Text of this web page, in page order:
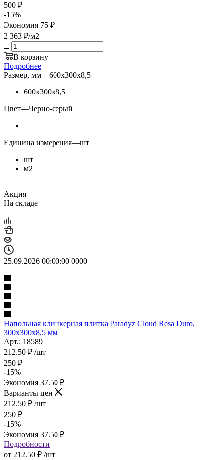
500 ₽
-15%
Экономия 75 ₽
2 363 ₽/м2
В корзину
Подробнее
Размер, мм—600х300х8,5
600х300х8,5
Цвет—Черно-серый
Единица измерения—шт
шт
м2
Акция
На складе
25.09.2026 00:00:00 0000
Напольная клинкерная плитка Paradyz Cloud Rosa Duro,
300x300x8,5 мм
Арт.: 18589
212.50 ₽ /шт
250 ₽
-15%
Экономия 37.50 ₽
Варианты цен
212.50 ₽ /шт
250 ₽
-15%
Экономия 37.50 ₽
Подробности
от 212.50 ₽ /шт